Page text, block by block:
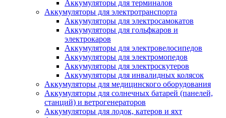
Аккумуляторы для терминалов
Аккумуляторы для электротранспорта
Аккумуляторы для электросамокатов
Аккумуляторы для гольфкаров и
электрокаров
Аккумуляторы для электровелосипедов
Аккумуляторы для электромопедов
Аккумуляторы для электроскутеров
Аккумуляторы для инвалидных колясок
Аккумуляторы для медицинского оборудования
Аккумуляторы для солнечных батарей (панелей,
станций) и ветрогенераторов
Аккумуляторы для лодок, катеров и яхт